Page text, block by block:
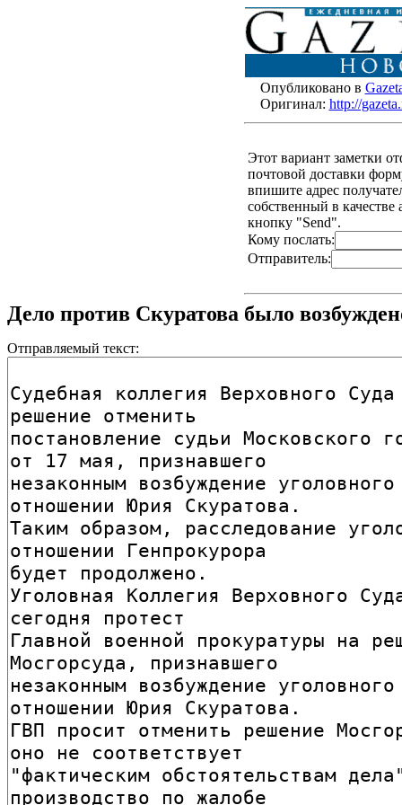
Опубликовано в
Оригинал: http://
Этот вариант заметки
почтовой доставки
впишите адрес
собственный в качестве
кнопку "Send".
Кому послать:
Отправитель:
Дело против Скуратова было
Отправляемый текст: